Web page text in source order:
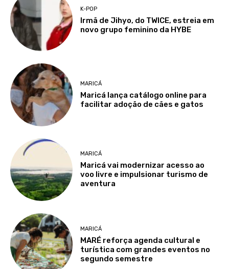
K-POP
Irmã de Jihyo, do TWICE, estreia em
novo grupo feminino da HYBE
MARICÁ
Maricá lança catálogo online para
facilitar adoção de cães e gatos
MARICÁ
Maricá vai modernizar acesso ao
voo livre e impulsionar turismo de
aventura
MARICÁ
MARÉ reforça agenda cultural e
turística com grandes eventos no
segundo semestre